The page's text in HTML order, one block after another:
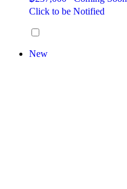
Click to be Notified
New